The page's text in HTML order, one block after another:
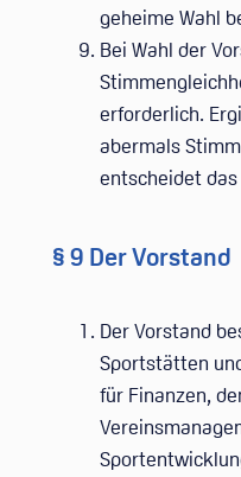
geheime Wahl
Bei Wahl der
erforderlich.
abermals
entscheidet das
§ 9 Der Vorstand
Der Vorstand
Sportstätten
für Finanzen,